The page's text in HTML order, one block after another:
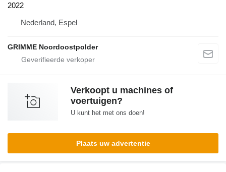
2022
Nederland, Espel
GRIMME Noordoostpolder
Verkoopt u machines of
voertuigen?
U kunt het met ons doen!
Plaats uw advertentie